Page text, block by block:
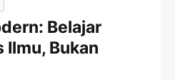
Belajar
Ilmu, Bukan